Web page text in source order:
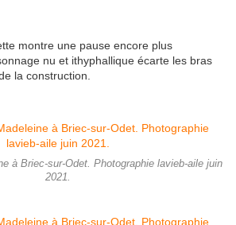
montre une pause encore plus
nu et ithyphallique écarte les bras
la construction.
à Briec-sur-Odet. Photographie lavieb-aile juin
2021.